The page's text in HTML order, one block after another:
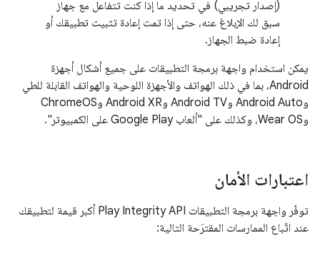
(إصدار تجريبي) في تحديد ما إذا كنت تتفاعل مع جهاز
سبق لك الإبلاغ عنه، حتى إذا تمت إعادة تثبيت تطبيقك أو
إعادة ضبط الجهاز.
يمكن استخدام واجهة برمجة التطبيقات على جميع أشكال أجهزة
Android، بما في ذلك الهواتف والأجهزة اللوحية والهواتف القابلة للطي
وAndroid Auto وAndroid TV وAndroid XR وChromeOS
وWear OS، وكذلك على "ألعاب Google Play على الكمبيوتر".
اعتبارات الأمان
توفّر واجهة برمجة التطبيقات Play Integrity API أكبر قيمة لتطبيقك
عند اتّباع الممارسات المقترَحة التالية: